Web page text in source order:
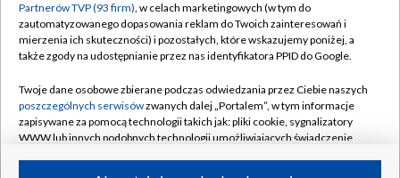
Dołącz do nas:
TVP
Abonament TVP
Regulamin TVP
Polityka prywatności
Partnerów TVP (93 firm), w celach marketingowych (w tym do
zautomatyzowanego dopasowania reklam do Twoich zainteresowań i
mierzenia ich skuteczności) i pozostałych, które wskazujemy poniżej, a
także zgody na udostępnianie przez nas identyfikatora PPID do Google.
Twoje dane osobowe zbierane podczas odwiedzania przez Ciebie naszych
poszczególnych serwisówzwanych dalej „Portalem”, w tym informacje
zapisywane za pomocą technologii takich jak: pliki cookie, sygnalizatory
WWW lub innych podobnych technologii umożliwiających świadczenie